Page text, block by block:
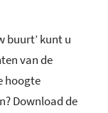
buurt’ kunt u
van de
hoogte
Download de